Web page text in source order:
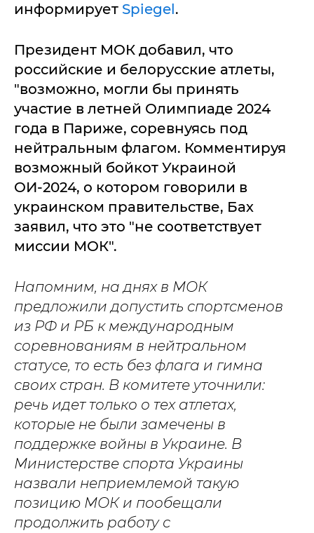
информирует Spiegel.
Президент МОК добавил, что
российские и белорусские атлеты,
"возможно, могли бы принять
участие в летней Олимпиаде 2024
года в Париже, соревнуясь под
нейтральным флагом. Комментируя
возможный бойкот Украиной
ОИ-2024, о котором говорили в
украинском правительстве, Бах
заявил, что это "не соответствует
миссии МОК".
Напомним, на днях в МОК
предложили допустить спортсменов
из РФ и РБ к международным
соревнованиям в нейтральном
статусе, то есть без флага и гимна
своих стран. В комитете уточнили:
речь идет только о тех атлетах,
которые не были замечены в
поддержке войны в Украине. В
Министерстве спорта Украины
назвали неприемлемой такую
позицию МОК и пообещали
продолжить работу с